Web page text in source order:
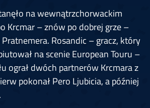
na wewnątrzchorwackim
Krcmar – znów po dobrej grze –
Pratnemera. Rosandic – gracz, który
na scenie European Touru –
ograł dwóch partnerów Krcmara z
pokonał Pero Ljubicia, a później